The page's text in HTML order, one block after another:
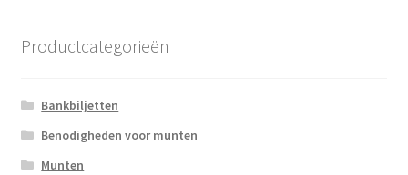
Productcategorieën
Bankbiljetten
Benodigheden voor munten
Munten